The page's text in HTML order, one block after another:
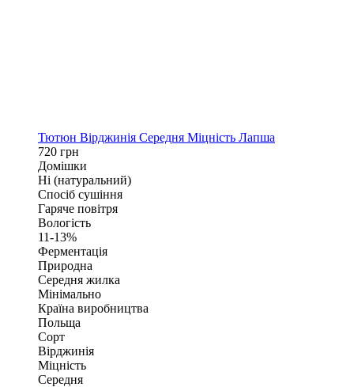
Тютюн Вірджинія Середня Міцність Лапша
720 грн
Домішки
Ні (натуральний)
Спосіб сушіння
Гаряче повітря
Вологість
11-13%
Ферментація
Природна
Середня жилка
Мінімально
Країна виробництва
Польща
Сорт
Вірджинія
Міцність
Середня